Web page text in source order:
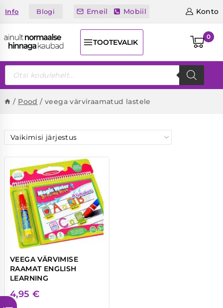
toInfo Blogi Emeil Mobiil Konto
TOOTEVALIK
0
Products
search
/ Pood / veega värviraamatud lastele
VEEGA VÄRVIMISE
RAAMAT ENGLISH
LEARNING
4,95 €